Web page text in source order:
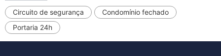
Circuito de segurança
Condomínio fechado
Portaria 24h